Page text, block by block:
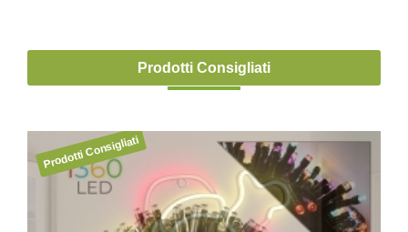
Prodotti Consigliati